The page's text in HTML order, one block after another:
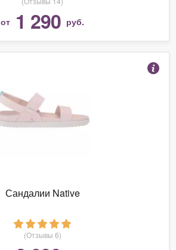
от 1 290 руб.
Сандалии Native
(Отзывы 6)